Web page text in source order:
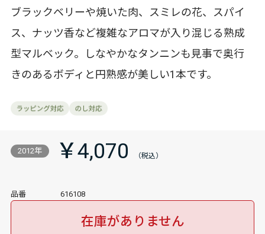
ブラックベリーや焼いた肉、スミレの花、スパイ
ス、ナッツ香など複雑なアロマが入り混じる熟成
型マルベック。しなやかなタンニンも見事で奥行
きのあるボディと円熟感が美しい1本です。
2012年 ￥4,070
品番 616108
在庫がありません